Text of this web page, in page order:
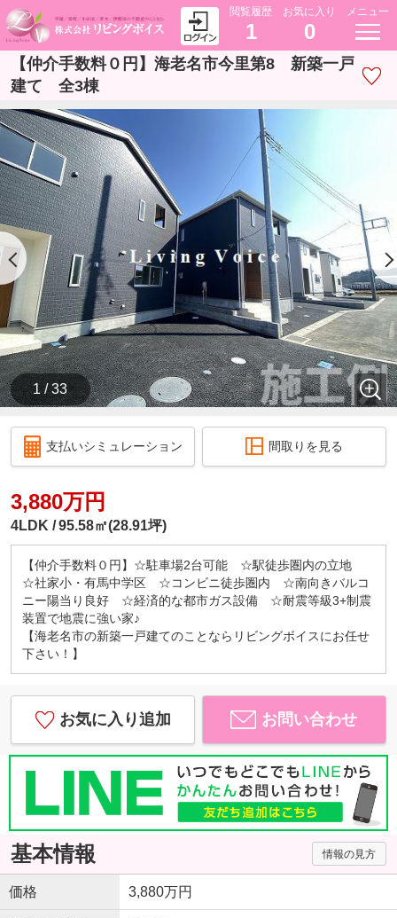
閲覧履歴
1
お気に入り
0
メニュー
【仲介手数料０円】海老名市今里第8 新築一戸
建て 全3棟
1 / 33
支払いシミュレーション 間取りを見る
3,880万円
4LDK 95.58㎡(28.91坪)
【仲介手数料０円】☆駐車場2台可能 ☆駅徒歩圏内の立地
☆社家小・有馬中学区 ☆コンビニ徒歩圏内 ☆南向きバルコ
ニー陽当り良好 ☆経済的な都市ガス設備 ☆耐震等級3+制震
装置で地震に強い家♪
【海老名市の新築一戸建てのことならリビングボイスにお任せ
下さい！】
お気に入り追加 お問い合わせ
基本情報 情報の見方
価格 3,880万円